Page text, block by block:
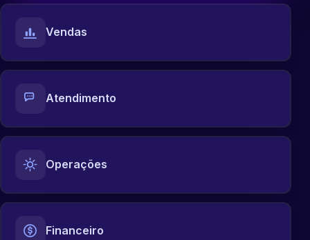
Vendas
Atendimento
Operações
Financeiro